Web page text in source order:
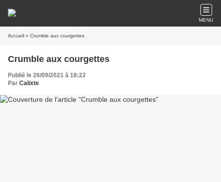
MENU
Accueil » Crumble aux courgettes
Crumble aux courgettes
Publié le 26/09/2021 à 18:22
Par Calixte